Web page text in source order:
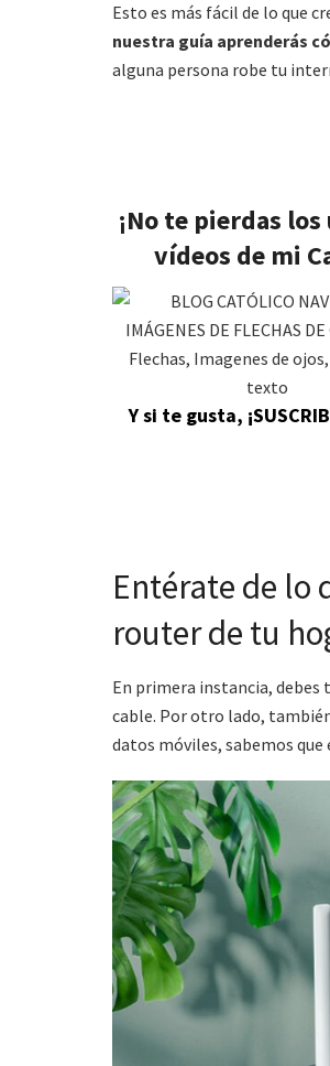
Esto es más fácil de lo que
nuestra guía aprenderás
alguna persona robe tu
¡No te pierdas
vídeos de mi
Y si te gusta,
Entérate de lo
router de tu
En primera instancia,
cable. Por otro lado,
datos móviles, sabemos